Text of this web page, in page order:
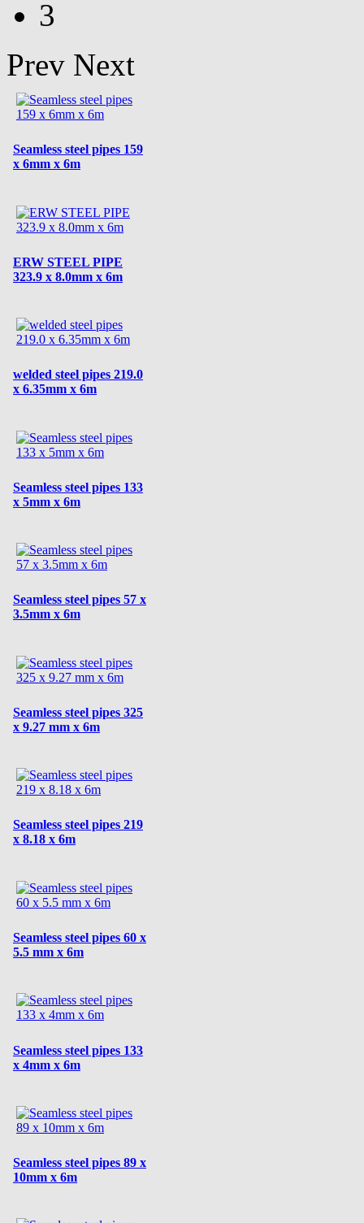
3
Prev Next
Seamless steel pipes 159
x 6mm x 6m
ERW STEEL PIPE
323.9 x 8.0mm x 6m
welded steel pipes 219.0
x 6.35mm x 6m
Seamless steel pipes 133
x 5mm x 6m
Seamless steel pipes 57 x
3.5mm x 6m
Seamless steel pipes 325
x 9.27 mm x 6m
Seamless steel pipes 219
x 8.18 x 6m
Seamless steel pipes 60 x
5.5 mm x 6m
Seamless steel pipes 133
x 4mm x 6m
Seamless steel pipes 89 x
10mm x 6m